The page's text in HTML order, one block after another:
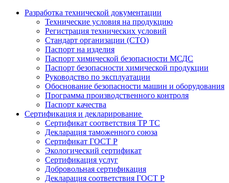
Разработка технической документации
Технические условия на продукцию
Регистрация технических условий
Стандарт организации (СТО)
Паспорт на изделия
Паспорт химической безопасности МСДС
Паспорт безопасности химической продукции
Руководство по эксплуатации
Обоснование безопасности машин и оборудования
Программа производственного контроля
Паспорт качества
Сертификация и декларирование
Сертификат соответствия ТР ТС
Декларация таможенного союза
Сертификат ГОСТ Р
Экологический сертификат
Сертификация услуг
Добровольная сертификация
Декларация соответствия ГОСТ Р